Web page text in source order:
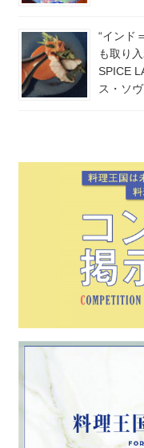
“インド
も取り
SPICE
ス・ソ